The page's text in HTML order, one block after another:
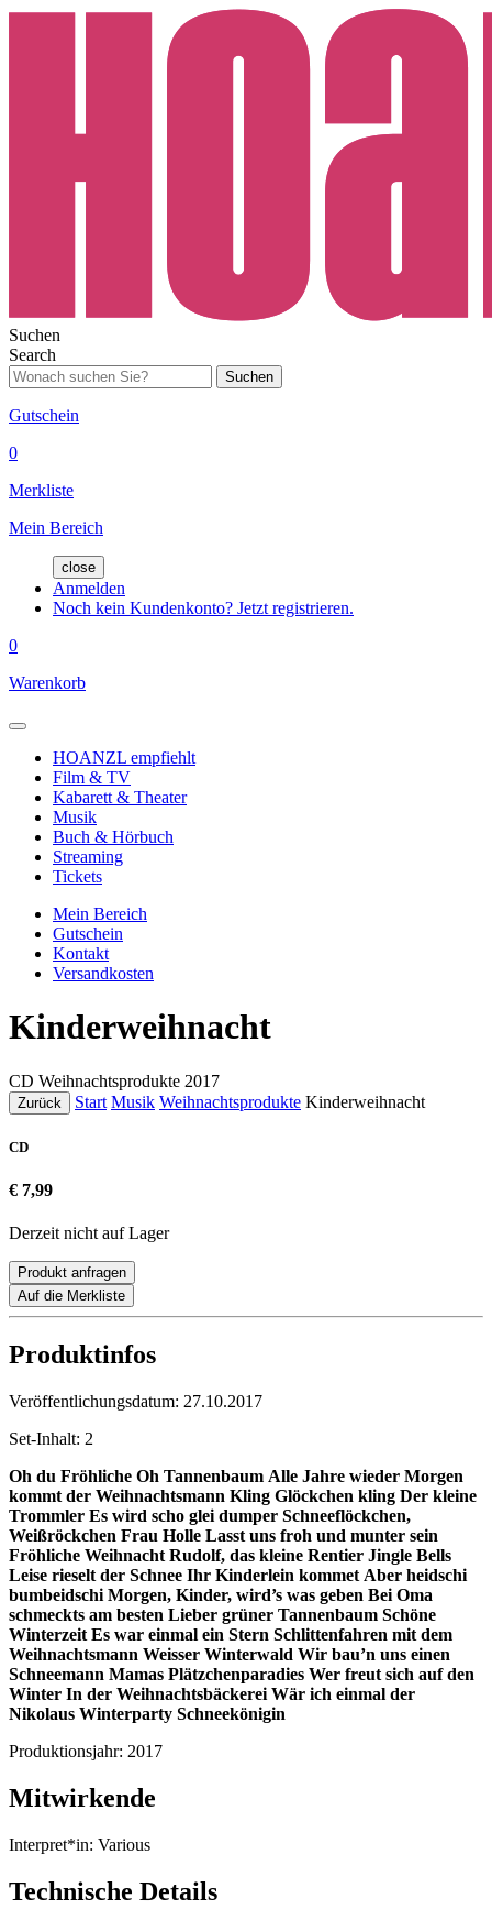
Suchen
Search
Suchen
Gutschein
0
Merkliste
Mein Bereich
close
Anmelden
Noch kein Kundenkonto? Jetzt registrieren.
0
Warenkorb
HOANZL empfiehlt
Film & TV
Kabarett & Theater
Musik
Buch & Hörbuch
Streaming
Tickets
Mein Bereich
Gutschein
Kontakt
Versandkosten
Kinderweihnacht
CD Weihnachtsprodukte 2017
Zurück Start Musik Weihnachtsprodukte Kinderweihnacht
CD
€ 7,99
Derzeit nicht auf Lager
Produkt anfragen
Auf die Merkliste
Produktinfos
Veröffentlichungsdatum: 27.10.2017
Set-Inhalt: 2
Oh du Fröhliche Oh Tannenbaum Alle Jahre wieder Morgen
kommt der Weihnachtsmann Kling Glöckchen kling Der kleine
Trommler Es wird scho glei dumper Schneeflöckchen,
Weißröckchen Frau Holle Lasst uns froh und munter sein
Fröhliche Weihnacht Rudolf, das kleine Rentier Jingle Bells
Leise rieselt der Schnee Ihr Kinderlein kommet Aber heidschi
bumbeidschi Morgen, Kinder, wird’s was geben Bei Oma
schmeckts am besten Lieber grüner Tannenbaum Schöne
Winterzeit Es war einmal ein Stern Schlittenfahren mit dem
Weihnachtsmann Weisser Winterwald Wir bau’n uns einen
Schneemann Mamas Plätzchenparadies Wer freut sich auf den
Winter In der Weihnachtsbäckerei Wär ich einmal der
Nikolaus Winterparty Schneekönigin
Produktionsjahr: 2017
Mitwirkende
Interpret*in: Various
Technische Details